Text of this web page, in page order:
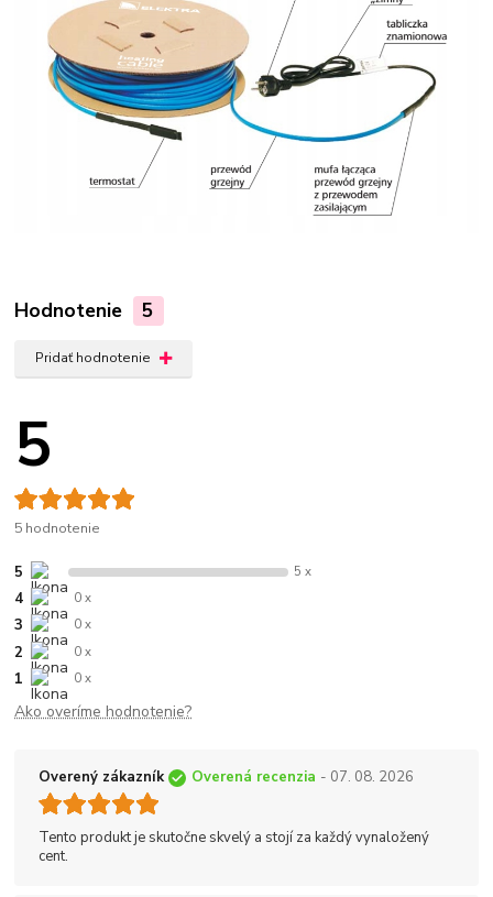
Hodnotenie 5
Pridať hodnotenie
5
5 hodnotenie
5 5 x
4 0 x
3 0 x
2 0 x
1 0 x
Ako overíme hodnotenie?
Overený zákazník Overená recenzia - 07. 08. 2026
Tento produkt je skutočne skvelý a stojí za každý vynaložený
cent.